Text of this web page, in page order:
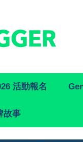
活動報名
故事